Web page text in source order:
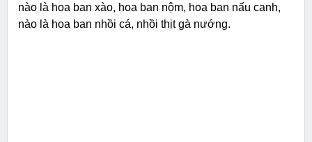
nào là hoa ban xào, hoa ban nộm, hoa ban nấu canh,
nào là hoa ban nhồi cá, nhồi thịt gà nướng.